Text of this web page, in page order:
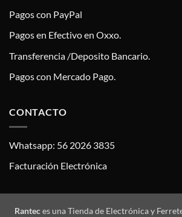
Pagos con PayPal
Pagos en Efectivo en Oxxo.
Transferencia /Deposito Bancario.
Pagos con Mercado Pago.
CONTACTO
Whatsapp: 56 2026 3835
Facturación Electrónica
Ranteces una Tienda de Electrónica y